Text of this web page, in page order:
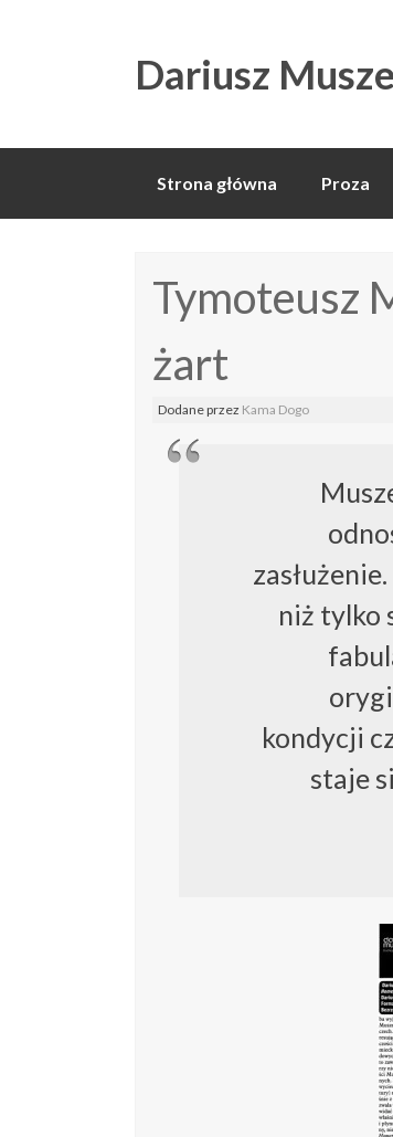
Dariusz
Skip
Strona główna Proza
Tymoteusz
żart
Dodaneprzez Kama Dogo
niż tylko
kondycji
staje